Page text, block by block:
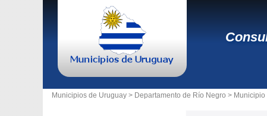
Municipios de Uruguay > Departamento de Río Negro > Municipio